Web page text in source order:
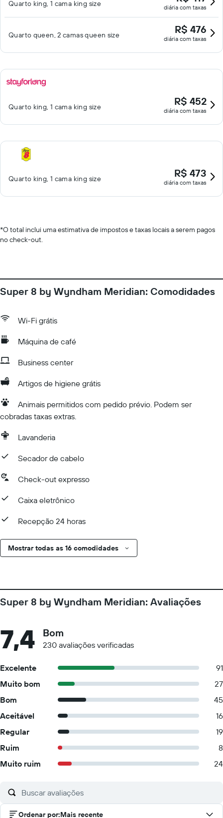
Quarto king, 1 cama king size diária com taxas
Quarto queen, 2 camas queen size R$ 476
diária com taxas
Quarto king, 1 cama king size R$ 452
diária com taxas
Quarto king, 1 cama king size R$ 473
diária com taxas
*O total inclui uma estimativa de impostos e taxas locais a serem pagos
no check-out.
Super 8 by Wyndham Meridian: Comodidades
Wi-Fi grátis
Máquina de café
Business center
Artigos de higiene grátis
Animais permitidos com pedido prévio. Podem ser
cobradas taxas extras.
Lavanderia
Secador de cabelo
Check-out expresso
Caixa eletrônico
Recepção 24 horas
Mostrar todas as 16 comodidades
Super 8 by Wyndham Meridian: Avaliações
7,4 Bom
230 avaliações verificadas
Excelente
91
Muito bom
27
Bom
45
Aceitável
16
Regular
19
Ruim
8
Muito ruim
24
Ordenar por:Mais recente